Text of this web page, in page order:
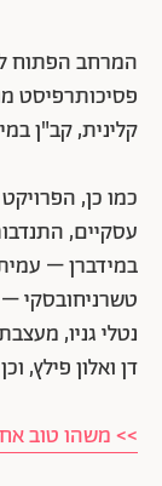
המרחב הפתוח
פסיכותרפיסט
קלינית, קב"ן
כמו כן,
עסקיים,
במידברן – עמית
טשרניחובסקי
נטלי גניו,
דן ואלון פילץ,
>> משהו טוב